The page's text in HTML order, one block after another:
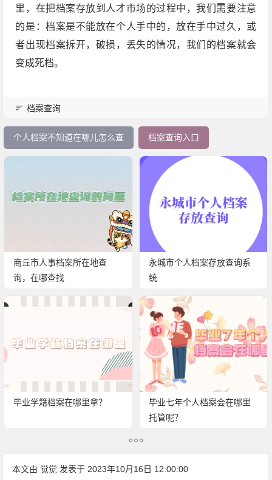
里，在把档案存放到人才市场的过程中，我们需要注意
的是：档案是不能放在个人手中的，放在手中过久，或
者出现档案拆开，破损，丢失的情况，我们的档案就会
变成死档。
档案查询
个人档案不知道在哪儿怎么查 档案查询入口
商丘市人事档案所在地查
询，在哪查找
永城市个人档案存放查询系
统
毕业学籍档案在哪里拿？
毕业七年个人档案会在哪里
托管呢？
本文由 觉觉 发表于 2023年10月16日 12:00:00